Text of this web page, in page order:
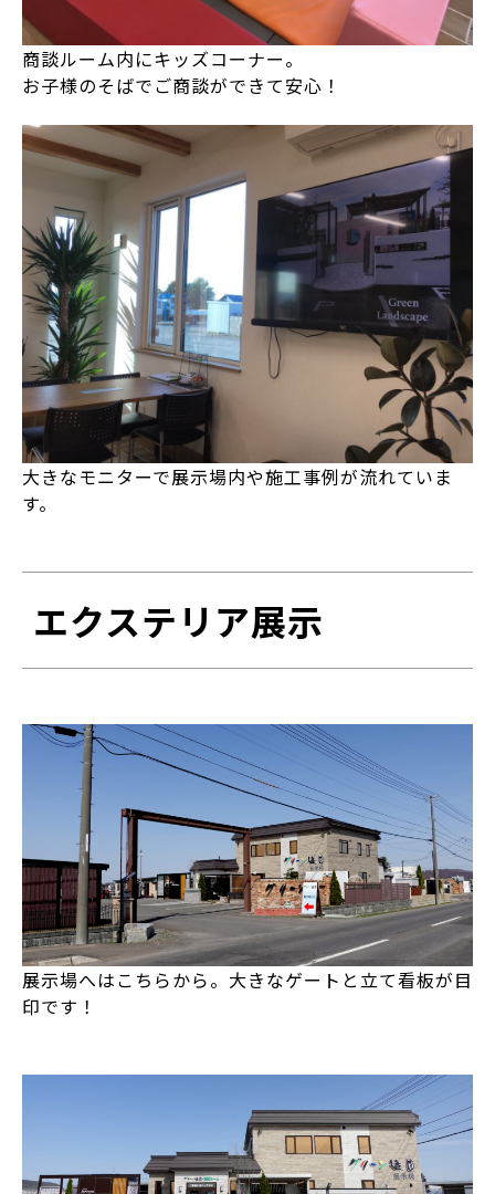
商談ルーム内にキッズコーナー。
お子様のそばでご商談ができて安心！
大きなモニターで展示場内や施工事例が流れていま
す。
エクステリア展示
展示場へはこちらから。大きなゲートと立て看板が目
印です！